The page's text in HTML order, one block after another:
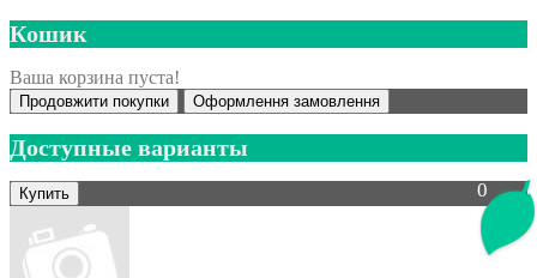
Кошик
Ваша корзина пуста!
Продовжити покупки Оформлення замовлення
0
Доступные варианты